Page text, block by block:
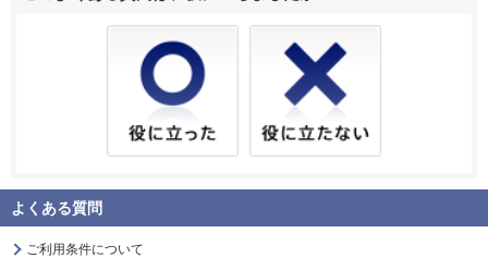
よくある質問
ご利用条件について